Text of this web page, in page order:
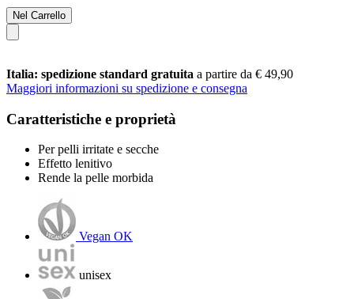
Nel Carrello
Italia: spedizione standard gratuita a partire da € 49,90
Maggiori informazioni su spedizione e consegna
Caratteristiche e proprietà
Per pelli irritate e secche
Effetto lenitivo
Rende la pelle morbida
Vegan OK
unisex